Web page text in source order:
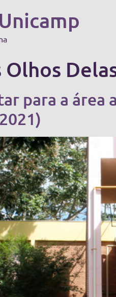
Olhos
para a área